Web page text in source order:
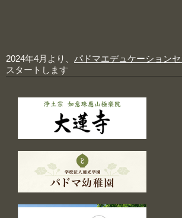
2024年4月より、 パドマエデュケーションセ
スタートします